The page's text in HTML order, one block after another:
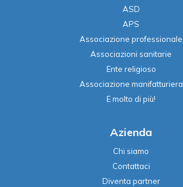
ASD
APS
Associazione professionale
Associazioni sanitarie
Ente religioso
Associazione manifatturiera
E molto di più!
Azienda
Chi siamo
Contattaci
Diventa partner